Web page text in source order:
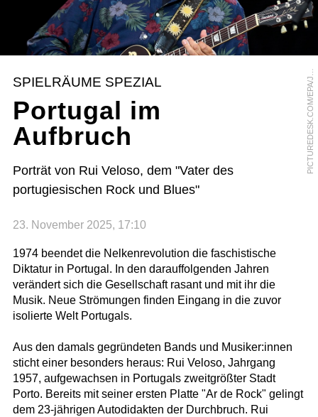
P
I
C
T
U
R
E
D
E
S
K
.
C
O
M
/
E
P
A
/
J
O
S
E
S
E
N
A
G
O
U
L
A
O
SPIELRÄUME SPEZIAL
Portugal im
Aufbruch
Porträt von Rui Veloso, dem "Vater des
portugiesischen Rock und Blues"
23. November 2025, 17:10
1974 beendet die Nelkenrevolution die faschistische
Diktatur in Portugal. In den darauffolgenden Jahren
verändert sich die Gesellschaft rasant und mit ihr die
Musik. Neue Strömungen finden Eingang in die zuvor
isolierte Welt Portugals.
Aus den damals gegründeten Bands und Musiker:innen
sticht einer besonders heraus: Rui Veloso, Jahrgang
1957, aufgewachsen in Portugals zweitgrößter Stadt
Porto. Bereits mit seiner ersten Platte "Ar de Rock" gelingt
dem 23-jährigen Autodidakten der Durchbruch. Rui